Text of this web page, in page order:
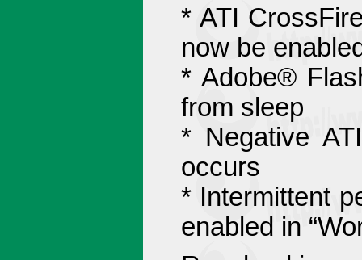
* ATI
now be
* Adobe®
from sleep
* Negative
occurs
* Intermittent
enabled in